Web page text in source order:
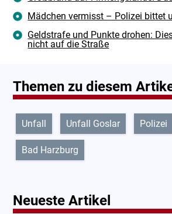
Mädchen vermisst – Polizei bittet
Geldstrafe und Punkte drohen:
nicht auf die Straße
Themen zu diesem
Unfall Unfall Goslar Polizei
Bad Harzburg
Neueste Artikel